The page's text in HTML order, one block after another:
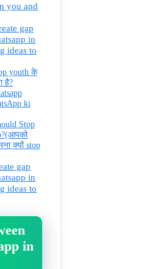
you and
gap
in
ideas to
youth के
है?
ki
Stop
क्यों stop
gap
in
ideas to
in